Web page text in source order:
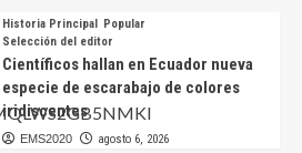
Historia Principal
Popular
Selección del editor
Científicos hallan en Ecuador nueva
especie de escarabajo de colores
iridiscentes
EMS2020 agosto 6, 2026